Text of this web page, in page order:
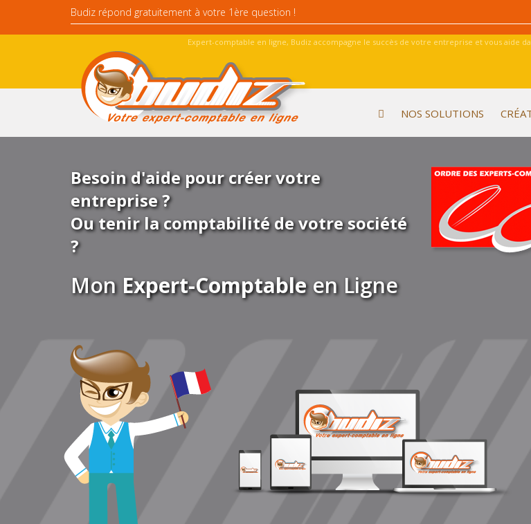
Expert-comptable en ligne, Budiz accompagne le succès de votre entreprise et vous aide
NOS SOLUTIONS
Besoin d'aide pour créer votre
entreprise ?
Ou tenir la comptabilité de votre société
?
Mon Expert-Comptableen Ligne